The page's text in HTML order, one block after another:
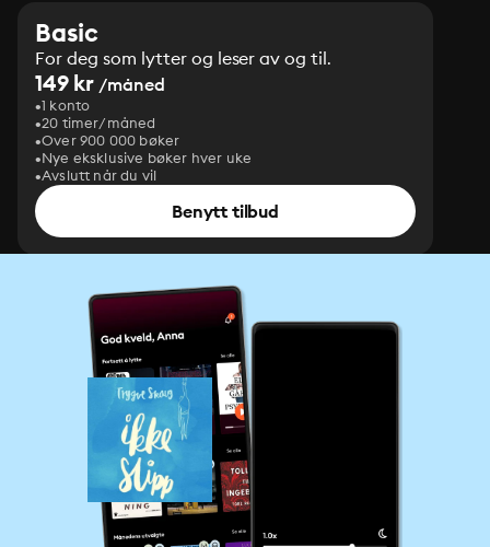
Basic
For deg som lytter og leser av og til.
149 kr /måned
1 konto
20 timer/måned
Over 900 000 bøker
Nye eksklusive bøker hver uke
Avslutt når du vil
Benytt tilbud